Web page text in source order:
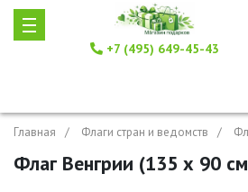
+7 (495) 649-45-43
Главная Флаги стран и ведомств
Флаг Венгрии (135 х 90